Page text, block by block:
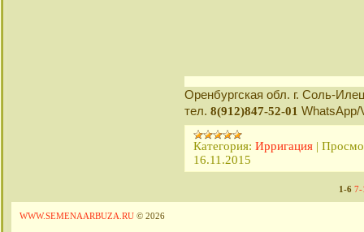
Оренбургская обл. г. Соль-
тел. 8(912)847-52-01 WhatsApp/
Категория: Ирригация |
16.11.2015
1-6 7-
WWW.SEMENAARBUZA.RU © 2026